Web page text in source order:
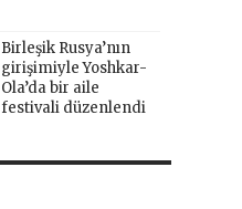
Birleşik Rusya’nın
girişimiyle Yoshkar-
Ola’da bir aile
festivali düzenlendi